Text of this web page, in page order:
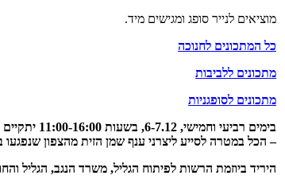
מוציאים לנייר סופג ומגישים מיד.
כל המתכונים לחנוכה
מתכונים ללביבות
מתכונים לסופגניות
בימים
– הכל במטרה לסייע ליצרני ענף שמן הזית מהצפון
היריד ביוזמת הרשות לפיתוח הגליל, משרד הנגב, הגליל